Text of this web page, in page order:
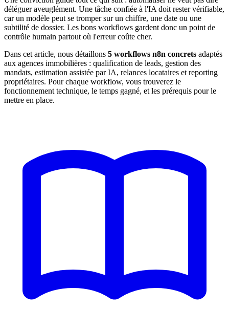
déléguer aveuglément. Une tâche confiée à l'IA doit rester vérifiable,
car un modèle peut se tromper sur un chiffre, une date ou une
subtilité de dossier. Les bons workflows gardent donc un point de
contrôle humain partout où l'erreur coûte cher.
Dans cet article, nous détaillons 5 workflows n8n concrets adaptés
aux agences immobilières : qualification de leads, gestion des
mandats, estimation assistée par IA, relances locataires et reporting
propriétaires. Pour chaque workflow, vous trouverez le
fonctionnement technique, le temps gagné, et les prérequis pour le
mettre en place.